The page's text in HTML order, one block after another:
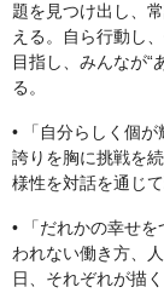
題を見つけ出し、
える。自ら行動し
目指し、みんなが“
る。
• 「自分らしく個が
誇りを胸に挑戦を
様性を対話を通じ
• 「だれかの幸せを
われない働き方、
日、それぞれが描